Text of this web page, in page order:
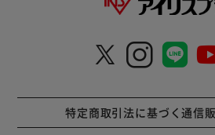
特定商取引法に基づく通信